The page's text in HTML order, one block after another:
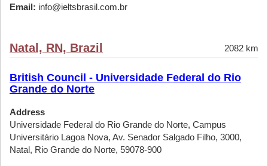
Email: info@ieltsbrasil.com.br
Natal, RN, Brazil 2082 km
British Council - Universidade Federal do Rio
Grande do Norte
Address
Universidade Federal do Rio Grande do Norte, Campus
Universitário Lagoa Nova, Av. Senador Salgado Filho, 3000,
Natal, Rio Grande do Norte, 59078-900